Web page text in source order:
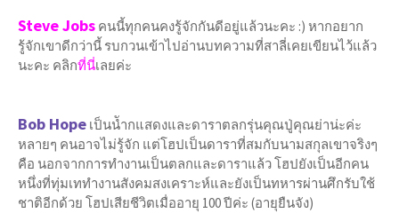
Steve Jobs คนนี้ทุกคนคงรู้จักกันดีอยู่แล้วนะคะ :) หากอยาก
รู้จักเขาดีกว่านี้ รบกวนเข้าไปอ่านบทความที่สาลี่เคยเขียนไว้แล้ว
นะคะ คลิกที่นี่เลยค่ะ
Bob Hope เป็นนัำกแสดงและดาราตลกรุ่นคุณปู่คุณย่าน่ะค่ะ
หลายๆ คนอาจไม่รู้จัก แต่โฮปเป็นดาราที่สมกับนามสกุลเขาจริงๆ
คือ นอกจากการทำงานเป็นตลกและดาราแล้ว โฮปยังเป็นอีกคน
หนึ่งที่ทุ่มเททำงานสังคมสงเคราะห์และยังเป็นทหารผ่านศึกรับใช้
ชาติอีกด้วย โฮปเสียชีวิตเมื่ออายุ 100 ปีค่ะ (อายุยืนจัง)